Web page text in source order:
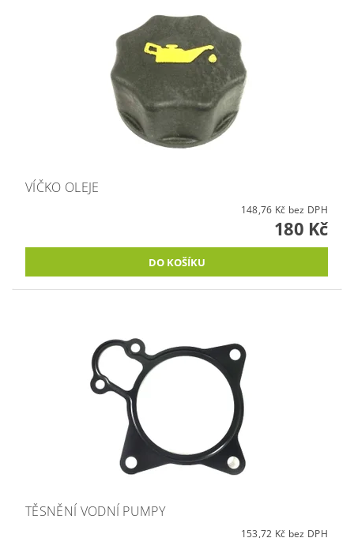
VÍČKO OLEJE
148,76 Kč bez DPH
180 Kč
TĚSNĚNÍ VODNÍ PUMPY
153,72 Kč bez DPH